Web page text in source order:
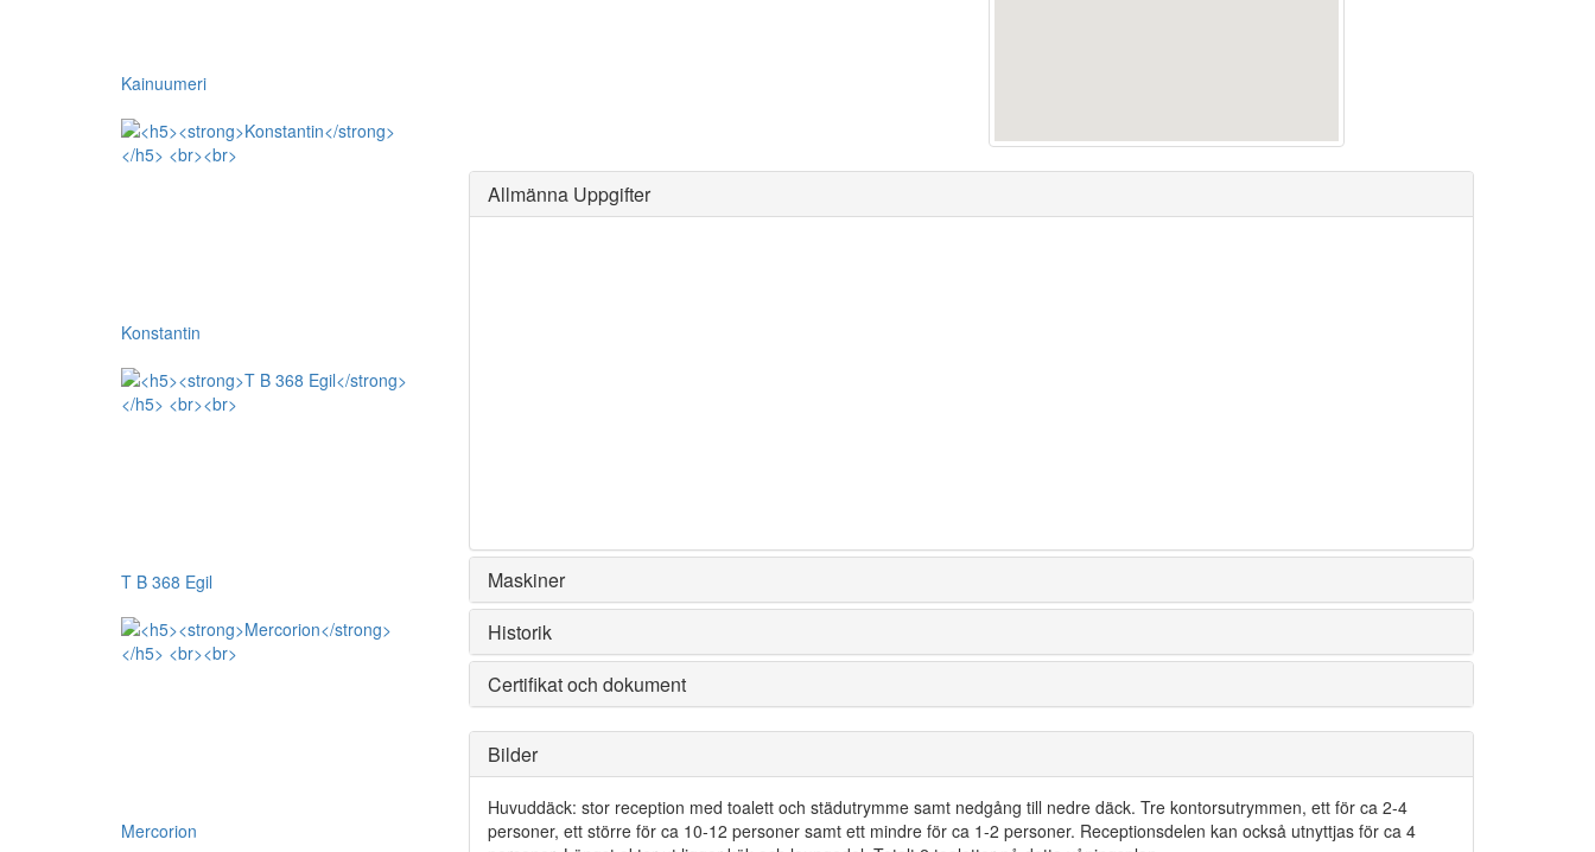
Kainuumeri
Konstantin
T B 368 Egil
Mercorion
Allmänna Uppgifter
Maskiner
Historik
Certifikat och dokument
Bilder
Huvuddäck: stor reception med toalett och städutrymme samt nedgång till nedre däck. Tre kontorsutrymmen, ett för ca 2-4
personer, ett större för ca 10-12 personer samt ett mindre för ca 1-2 personer. Receptionsdelen kan också utnyttjas för ca 4